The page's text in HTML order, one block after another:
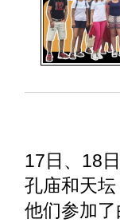
17日、18
孔庙和天
他们参加